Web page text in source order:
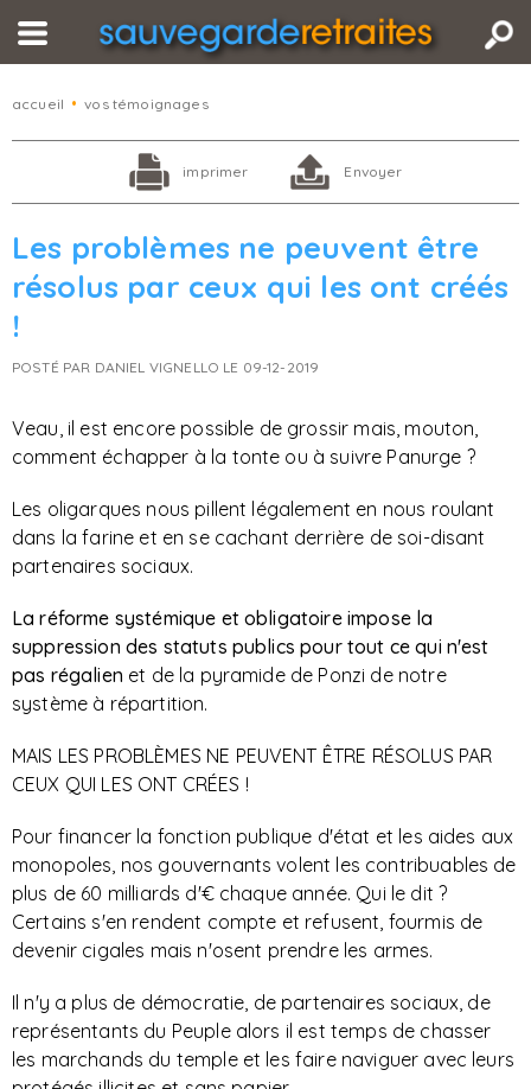
accueil • vos témoignages
imprimer Envoyer
Les problèmes ne peuvent être
résolus par ceux qui les ont créés
!
POSTÉ PAR DANIEL VIGNELLO LE 09-12-2019
Veau, il est encore possible de grossir mais, mouton,
comment échapper à la tonte ou à suivre Panurge ?
Les oligarques nous pillent légalement en nous roulant
dans la farine et en se cachant derrière de soi-disant
partenaires sociaux.
La réforme systémique et obligatoire impose la
suppression des statuts publics pour tout ce qui n'est
pas régalien et de la pyramide de Ponzi de notre
système à répartition.
MAIS LES PROBLÈMES NE PEUVENT ÊTRE RÉSOLUS PAR
CEUX QUI LES ONT CRÉES !
Pour financer la fonction publique d'état et les aides aux
monopoles, nos gouvernants volent les contribuables de
plus de 60 milliards d'€ chaque année. Qui le dit ?
Certains s'en rendent compte et refusent, fourmis de
devenir cigales mais n'osent prendre les armes.
Il n'y a plus de démocratie, de partenaires sociaux, de
représentants du Peuple alors il est temps de chasser
les marchands du temple et les faire naviguer avec leurs